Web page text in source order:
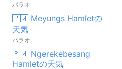
パラオ
🇵🇼 Meyungs Hamletの
天気
パラオ
🇵🇼 Ngerekebesang
Hamletの天気